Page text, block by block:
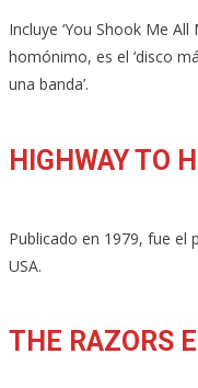
Incluye ‘You Shook Me All
homónimo, es el ‘disco
una banda’.
HIGHWAY TO
Publicado en 1979, fue el
USA.
THE RAZORS